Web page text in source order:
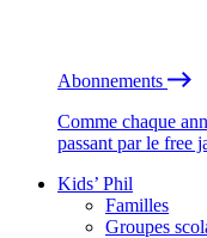
Abonnements
Comme chaque
passant par le free
Kids’ Phil
Familles
Groupes